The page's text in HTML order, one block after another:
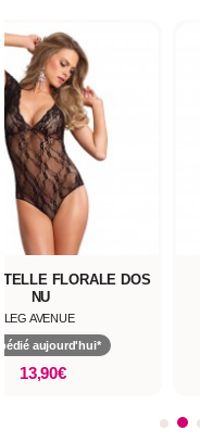
FLORALE DOS
NU
LEG AVENUE
aujourd'hui*
13,90€